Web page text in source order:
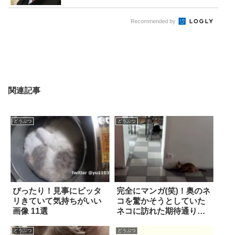
Recommended by
関連記事
どうぶつ
ぴったり！見事にピッタ
リきていて気持ちがいい
画像 11選
どうぶつ
完全にマンガ(笑)！奥のネ
コを驚かそうとしていた
ネコに訪れた期待通りの
どうぶつ どうぶつ